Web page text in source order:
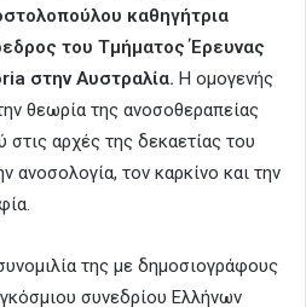
καθηγήτρια
του Τμήματος Έρευνας
στην Αυστραλία. Η ομογενής
θεωρία της ανοσοθεραπείας
στις αρχές της δεκαετίας του
ανοσολογία, τον καρκίνο και την
της με δημοσιογράφους
συνεδρίου Ελλήνων